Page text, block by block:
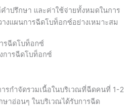
ำปรึกษา และค่าใช้จ่ายทั้งหมดในการ
งแผนการฉีดโบท็อกซ์อย่างเหมาะสม
รฉีดโบท็อกซ์
ารกำจัดรวมเนื้อในบริเวณที่ฉีดคนที่ 1-2
ษาอ่อนๆ ในบริเวณได้รับการฉีด